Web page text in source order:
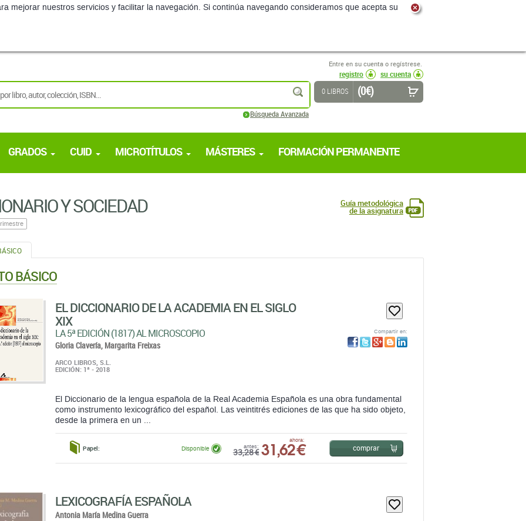
mejorar nuestros servicios y facilitar la navegación. Si continúa navegando consideramos que acepta su
Entre en su cuenta o regístrese.
registro
su cuenta
buscar
Búsqueda Avanzada
0 LIBROS (0 €)
GRADOS CUID MICROTÍTULOS MÁSTERES FORMACIÓN PERMANENTE
Y SOCIEDAD Guía metodológica
de la asignatura
BÁSICO
EL DICCIONARIO DE LA ACADEMIA EN EL SIGLO
XIX
LA 5ª EDICIÓN (1817) AL MICROSCOPIO
Gloria Clavería, Margarita Freixas
ARCO LIBROS, S.L.
EDICIÓN: 1ª - 2018
Compartir en:
El Diccionario de la lengua española de la Real Academia Española es una obra fundamental
como instrumento lexicográfico del español. Las veintitrés ediciones de las que ha sido objeto,
desde la primera en un ...
Papel: antes:
33,28 €
ahora:
31,62 €
Disponible comprar
LEXICOGRAFÍA ESPAÑOLA
Antonia María Medina Guerra